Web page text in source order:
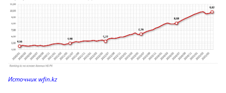
Источник wfin.kz